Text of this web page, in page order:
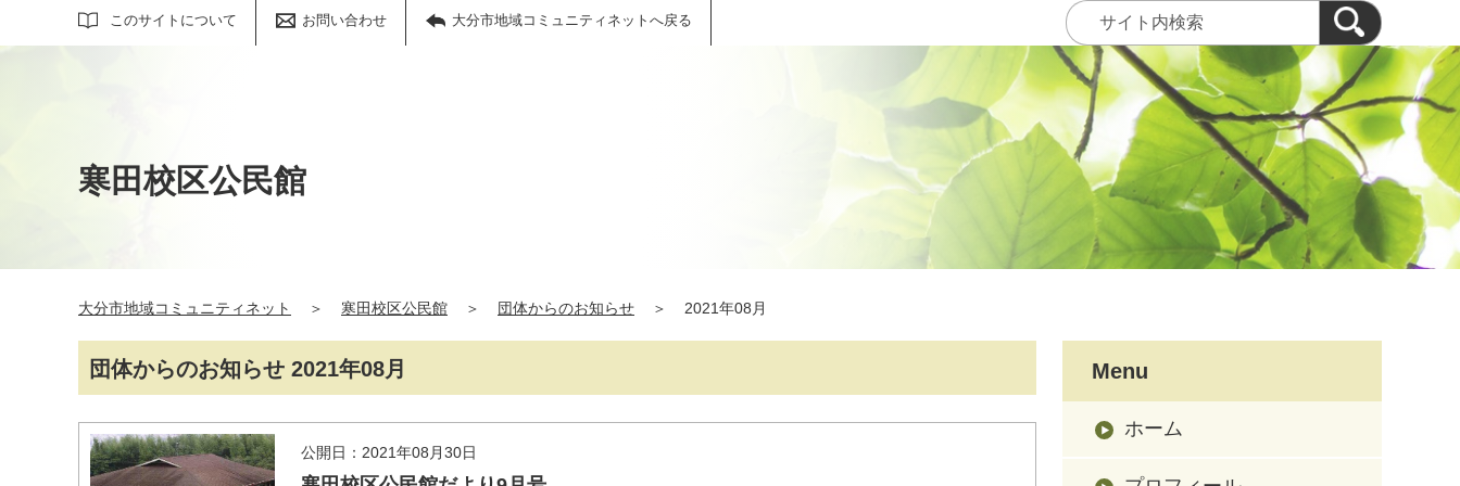
このサイトについて お問い合わせ 大分市地域コミュニティネットへ戻る
サイト内検索
寒田校区公民館
大分市地域コミュニティネット ＞ 寒田校区公民館 ＞ 団体からのお知らせ ＞ 2021年08月
団体からのお知らせ 2021年08月
公開日：2021年08月30日
Menu
ホーム